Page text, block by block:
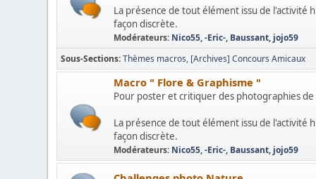
La présence de tout élément issu de l'activité
façon discrète.
Modérateurs: Nico55,-Eric-, Baussant, jojo59
Sous-Sections Thèmes macros [Archives] Concours Amicaux
Macro " Flore & Graphisme "
Pour poster et critiquer des photographies
La présence de tout élément issu de l'activité
façon discrète.
Modérateurs: Nico55,-Eric-, Baussant, jojo59